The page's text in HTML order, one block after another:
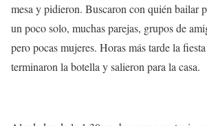
mesa y pidieron. Buscaron con quién bailar
un poco solo, muchas parejas, grupos de
pero pocas mujeres. Horas más tarde la fiesta
terminaron la botella y salieron para la casa.